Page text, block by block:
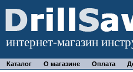
интернет-магазин
Каталог О магазине Оплата